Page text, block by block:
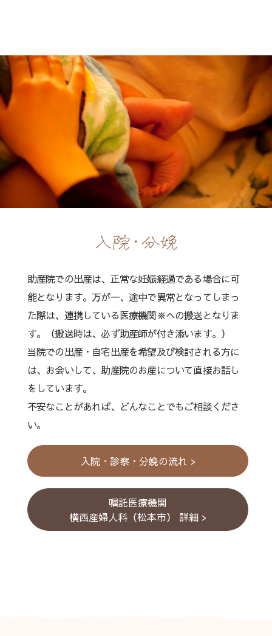
入院・分娩
助産院での出産は、正常な妊娠経過である場合に可
能となります。万が一、途中で異常となってしまっ
た際は、連携している医療機関※への搬送となりま
す。（搬送時は、必ず助産師が付き添います。）
当院での出産・自宅出産を希望及び検討される方に
は、お会いして、助産院のお産について直接お話し
をしています。
不安なことがあれば、どんなことでもご相談くださ
い。
入院・診察・分娩の流れ >
嘱託医療機関
横西産婦人科（松本市） 詳細 >